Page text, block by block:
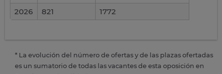
2026
821 1772
* La evolución del número de ofertas y de las plazas ofertadas
es un sumatorio de todas las vacantes de esta oposición en